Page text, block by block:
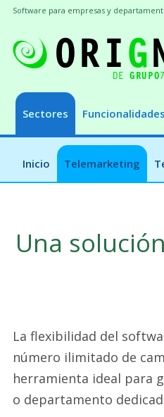
Sectores Funcionalidades
Inicio Telemarketing
Software para empresas y
Una
La flexibilidad del
número ilimitado de
herramienta ideal para
o departamento